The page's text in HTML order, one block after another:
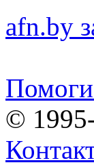
afn.by
©